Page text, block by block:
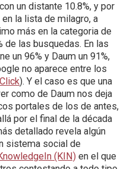
con un distante 10.8%, y por
en la lista de milagro, a
más en la categoria de
de las busquedas. En las
un 96% y Daum un 91%,
no aparece entre los
). Y el caso es que una
como de Daum nos deja
portales de los de antes,
por el final de la década
detallado revela algún
sistema social de
(KIN) en el que